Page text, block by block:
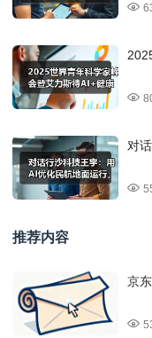
对
推荐内容
京